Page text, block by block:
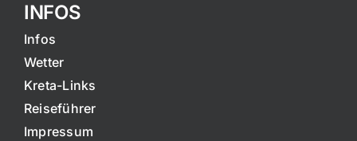
INFOS
Infos
Wetter
Kreta-Links
Reiseführer
Impressum